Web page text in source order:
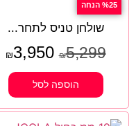
%25 הנחה
שולחן טניס לתחר...
₪5,299
₪3,950
הוספה לסל